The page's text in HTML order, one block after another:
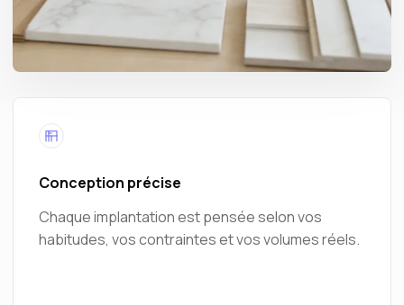
Conception précise
Chaque implantation est pensée selon vos
habitudes, vos contraintes et vos volumes réels.